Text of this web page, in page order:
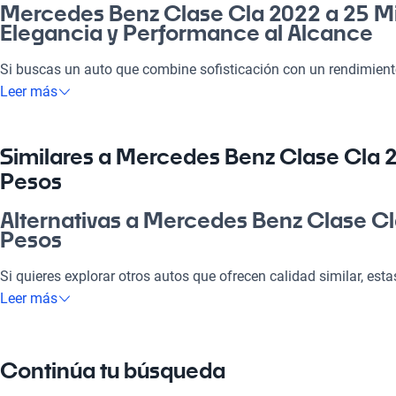
Mercedes Benz Clase Cla 2022 a 25
Elegancia y Performance al Alcance
Si buscas un auto que combine sofisticación con un
Benz Clase Cla 2022 a 25 millones de pesos es tu mejor
categoría, ofreciendo tecnología de punta y confort premium
Aprovecha la oportunidad de tener un auto que no solo es
también está pensado para brindar una experiencia de manejo
¿Por qué elegir Mercedes Benz Clase
Millones Pesos?
Tecnología al servicio de tu comodidad
Modelos Más Demandados
Leer más
Similares a Mercedes Benz Clase Cla
Pesos
Alternativas a Mercedes Benz Clase
Pesos
Si quieres explorar otros autos que ofrecen calidad similar,
para ti.
El Mercedes Benz Clase C es ideal por su equilibrio entre lujo y
Leer más
Continúa tu búsqueda